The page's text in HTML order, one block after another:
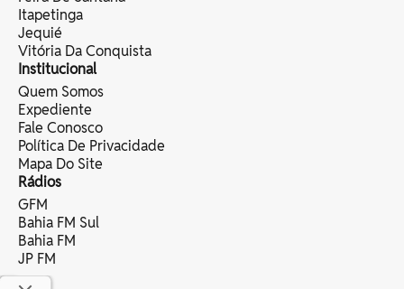
Itapetinga
Jequié
Vitória Da Conquista
Institucional
Quem Somos
Expediente
Fale Conosco
Política De Privacidade
Mapa Do Site
Rádios
GFM
Bahia FM Sul
Bahia FM
JP FM